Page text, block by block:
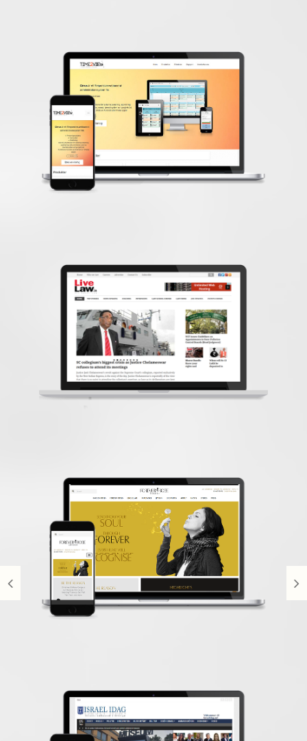
Time2view
نظام إدارة المحتوى
livelaw
نظام إدارة المحتوى
Forever Rose
تصميم موقع انترنت
israelidag
نظام إدارة المحتوى